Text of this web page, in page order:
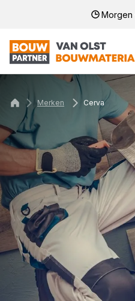
Morgen
Merken Cerva